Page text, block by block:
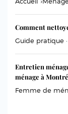
Comment
Guide pratique
Entretien
ménage à
Femme de